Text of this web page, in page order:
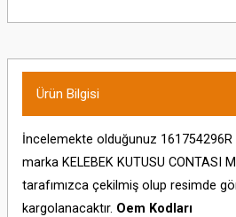
Ürün Bilgisi
İncelemekte olduğunuz 161754296R
marka KELEBEK KUTUSU CONTASI
tarafımızca çekilmiş olup resimde
kargolanacaktır. Oem Kodları